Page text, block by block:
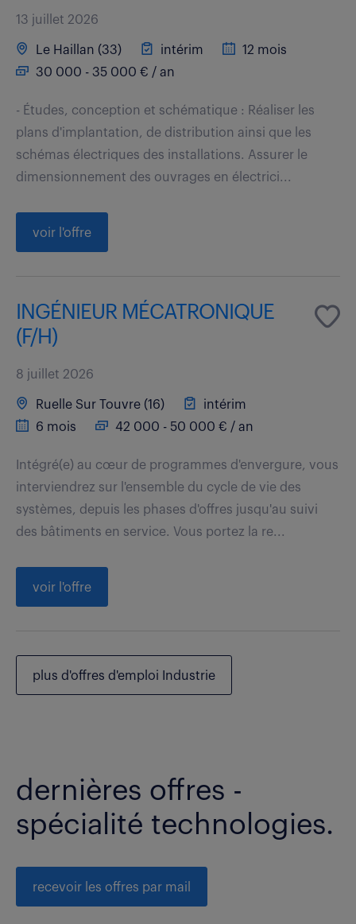
13 juillet 2026
Le Haillan (33) intérim
12 mois
30 000 - 35 000 € / an
- Études, conception et schématique : Réaliser les
plans d'implantation, de distribution ainsi que les
schémas électriques des installations. Assurer le
dimensionnement des ouvrages en électrici...
voir l'offre
INGÉNIEUR MÉCATRONIQUE
(F/H)
8 juillet 2026
Ruelle Sur Touvre (16)
intérim
6 mois
42 000 - 50 000 € / an
Intégré(e) au cœur de programmes d'envergure, vous
interviendrez sur l'ensemble du cycle de vie des
systèmes, depuis les phases d'offres jusqu'au suivi
des bâtiments en service. Vous portez la re...
voir l'offre
plus d'offres d'emploi Industrie
dernières offres -
spécialité technologies.
recevoir les offres par mail